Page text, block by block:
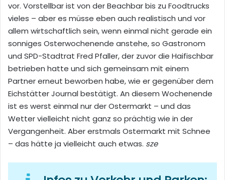
vor. Vorstellbar ist von der Beachbar bis zu Foodtrucks
vieles – aber es müsse eben auch realistisch und vor
allem wirtschaftlich sein, wenn einmal nicht gerade ein
sonniges Osterwochenende anstehe, so Gastronom
und SPD-Stadtrat Fred Pfaller, der zuvor die Haifischbar
betrieben hatte und sich gemeinsam mit einem
Partner erneut beworben habe, wie er gegenüber dem
Eichstätter Journal bestätigt. An diesem Wochenende
ist es werst einmal nur der Ostermarkt – und das
Wetter vielleicht nicht ganz so prächtig wie in der
Vergangenheit. Aber erstmals Ostermarkt mit Schnee
– das hätte ja vielleicht auch etwas. sze